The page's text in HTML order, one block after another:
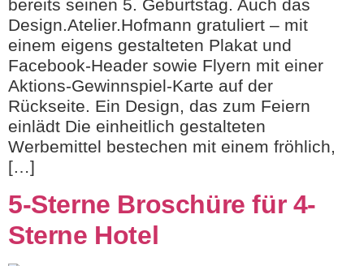
bereits seinen 5. Geburtstag. Auch das
Design.Atelier.Hofmann gratuliert – mit
einem eigens gestalteten Plakat und
Facebook-Header sowie Flyern mit einer
Aktions-Gewinnspiel-Karte auf der
Rückseite. Ein Design, das zum Feiern
einlädt Die einheitlich gestalteten
Werbemittel bestechen mit einem fröhlich,
[…]
5-Sterne Broschüre für 4-
Sterne Hotel